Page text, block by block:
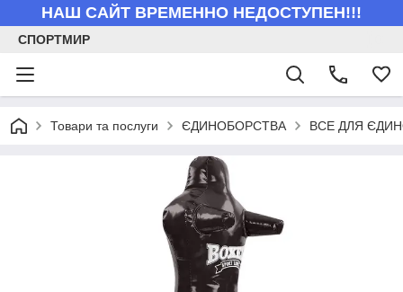
НАШ САЙТ ВРЕМЕННО НЕДОСТУПЕН!!!
СПОРТМИР
Товари та послуги ЄДИНОБОРСТВА ВСЕ ДЛЯ